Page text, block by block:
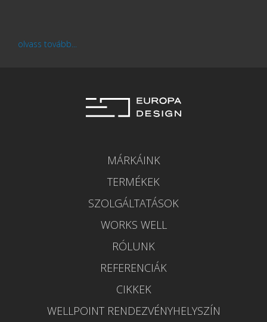
olvass tovább...
MÁRKÁINK
TERMÉKEK
SZOLGÁLTATÁSOK
WORKS WELL
RÓLUNK
REFERENCIÁK
CIKKEK
WELLPOINT RENDEZVÉNYHELYSZÍN